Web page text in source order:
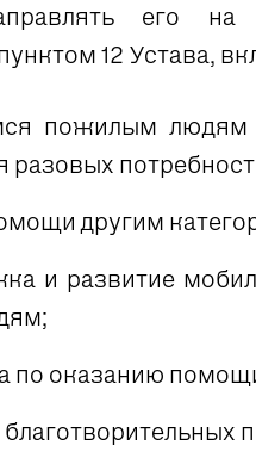
его
12 Устава,
пожилым людям
разовых
другим
и развитие
по оказанию
благотворительных